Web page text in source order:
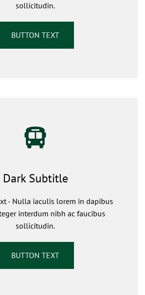
sollicitudin.
BUTTON TEXT
Dark Subtitle
- Nulla iaculis lorem in dapibus
interdum nibh ac faucibus
sollicitudin.
BUTTON TEXT